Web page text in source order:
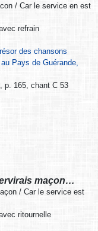
/ Car le service en est
refrain
des chansons
Pays de Guérande,
p. 165, chant C 53
maçon…
/ Car le service est
ritournelle